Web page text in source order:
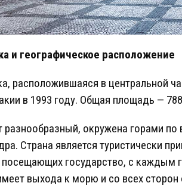
и географическое расположение
расположившаяся в центральной
в 1993 году. Общая площадь —
окружена горами
Страна является туристически
государство, с каждым
выхода к морю и со всех